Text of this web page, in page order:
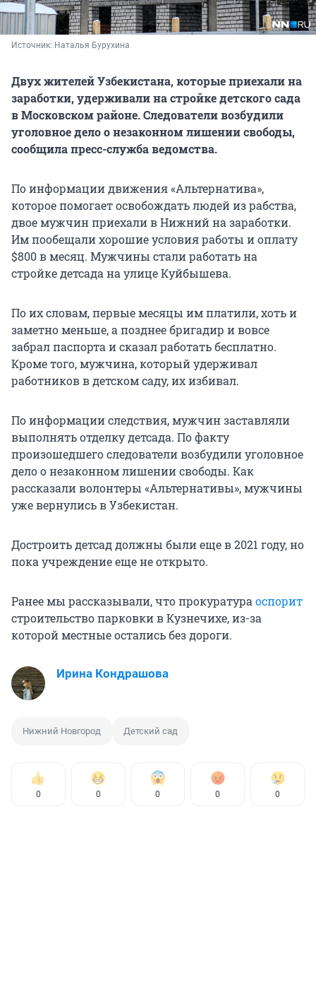
Источник: Наталья Бурухина
Двух жителей Узбекистана, которые приехали на
заработки, удерживали на стройке детского сада
в Московском районе. Следователи возбудили
уголовное дело о незаконном лишении свободы,
сообщила пресс-служба ведомства.
По информации движения «Альтернатива»,
которое помогает освобождать людей из рабства,
двое мужчин приехали в Нижний на заработки.
Им пообещали хорошие условия работы и оплату
$800 в месяц. Мужчины стали работать на
стройке детсада на улице Куйбышева.
По их словам, первые месяцы им платили, хоть и
заметно меньше, а позднее бригадир и вовсе
забрал паспорта и сказал работать бесплатно.
Кроме того, мужчина, который удерживал
работников в детском саду, их избивал.
По информации следствия, мужчин заставляли
выполнять отделку детсада. По факту
произошедшего следователи возбудили уголовное
дело о незаконном лишении свободы. Как
рассказали волонтеры «Альтернативы», мужчины
уже вернулись в Узбекистан.
Достроить детсад должны были еще в 2021 году, но
пока учреждение еще не открыто.
Ранее мы рассказывали, что прокуратураоспорит
строительство парковки в Кузнечихе, из-за
которой местные остались без дороги.
Ирина Кондрашова
Нижний Новгород Детский сад
0 0 0 0 0